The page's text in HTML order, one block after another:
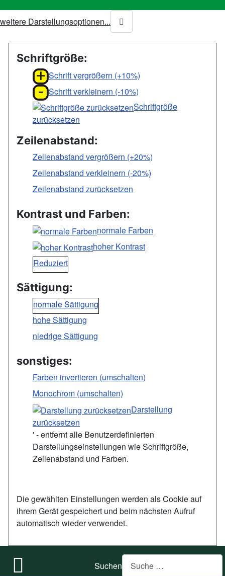
weitere Darstellungsoptionen...
Schriftgröße:
Schrift vergrößern (+10%)
Schrift verkleinern (-10%)
Schriftgröße
zurücksetzen
Zeilenabstand:
Zeilenabstand vergrößern (+20%)
Zeilenabstand verkleinern (-20%)
Zeilenabstand zurücksetzen
Kontrast und Farben:
normale Farben
hoher Kontrast
Reduziert
Sättigung:
normale Sättigung
hohe Sättigung
niedrige Sättigung
sonstiges:
Farben invertieren (umschalten)
Monochrom (umschalten)
Darstellung
zurücksetzen
' - entfernt alle Benutzerdefinierten
Darstellungseinstellungen wie Schriftgröße,
Zeilenabstand und Farben.
Die gewählten Einstellungen werden als Cookie auf
ihrem Gerät gespeichert und beim nächsten Aufruf
automatisch wieder verwendet.
Suchen